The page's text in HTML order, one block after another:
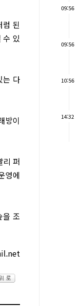
된
수 있
는 다
방이
리 퍼
영에
을 조
09:56
09:56
10:56
14:32